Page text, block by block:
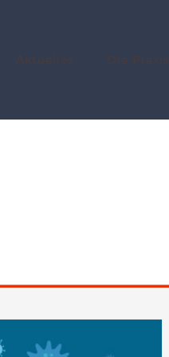
Aktuelles Die Praxis